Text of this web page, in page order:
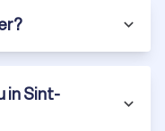
klantbeoordelingen
in Sint-